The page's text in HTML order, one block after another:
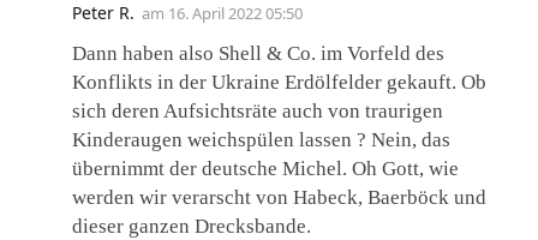
Peter R. am 16. April 2022 05:50
Dann haben also Shell & Co. im Vorfeld des
Konflikts in der Ukraine Erdölfelder gekauft. Ob
sich deren Aufsichtsräte auch von traurigen
Kinderaugen weichspülen lassen ? Nein, das
übernimmt der deutsche Michel. Oh Gott, wie
werden wir verarscht von Habeck, Baerböck und
dieser ganzen Drecksbande.